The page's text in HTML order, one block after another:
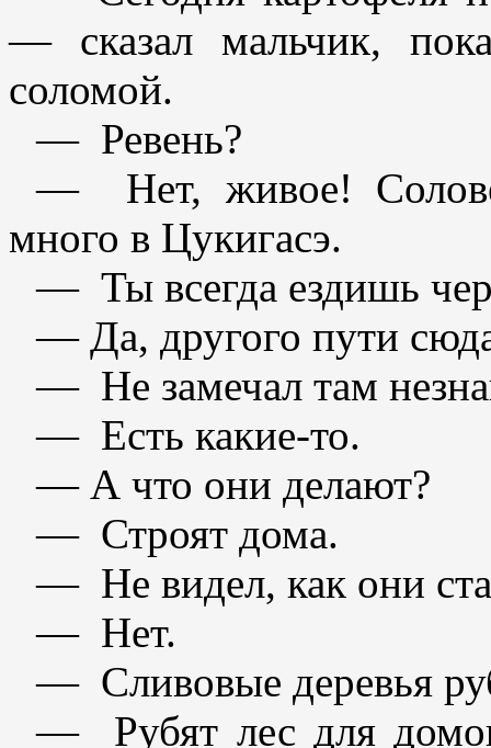
— сказал мальчик,
соломой.
— Ревень?
— Нет, живое!
много в Цукигасэ.
— Ты всегда ездишь
— Да, другого пути
— Не замечал там
— Есть какие-то.
— А что они делают?
— Строят дома.
— Не видел, как они
— Нет.
— Сливовые деревья
— Рубят лес для